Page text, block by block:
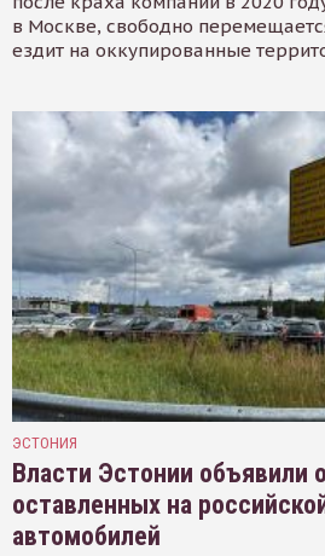
в Москве, свободно
ездит на оккупированные
ЭСТОНИЯ
Власти Эстонии объявили
оставленных на
автомобилей